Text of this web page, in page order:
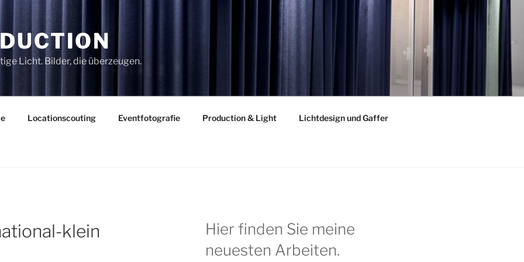
Licht. Bilder, die überzeugen.
Locationscouting Eventfotografie Production & Light Lichtdesign und Gaffer
klein
Hier finden Sie meine
neuesten Arbeiten.